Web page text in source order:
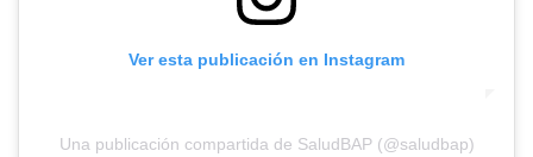
Ver esta publicación en Instagram
Una publicación compartida de SaludBAP (@saludbap)